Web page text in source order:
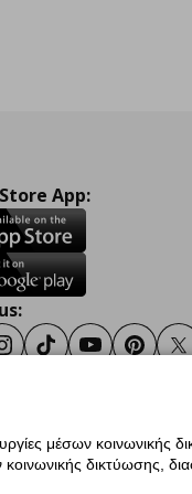
App:
Instagram
TikTokYoutube
Γενική Πολιτική
μέσων κοινωνικής
δικτύωσης,